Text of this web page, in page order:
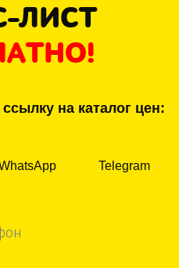
ЛИСТ
на каталог цен:
Telegram